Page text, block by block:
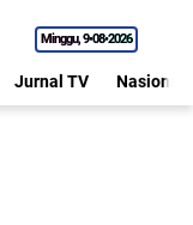
Minggu 9•08•2026
Jurnal TV Nasional